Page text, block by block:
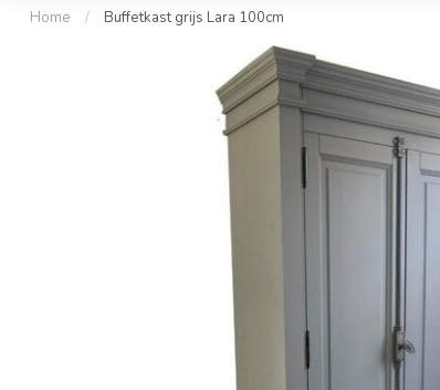
Home / Buffetkast grijs Lara 100cm